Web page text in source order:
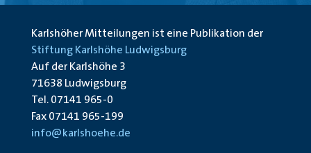
Karlshöher Mitteilungen ist eine Publikation der
Stiftung Karlshöhe Ludwigsburg
Auf der Karlshöhe 3
71638 Ludwigsburg
Tel. 07141 965-0
Fax 07141 965-199
info@karlshoehe.de